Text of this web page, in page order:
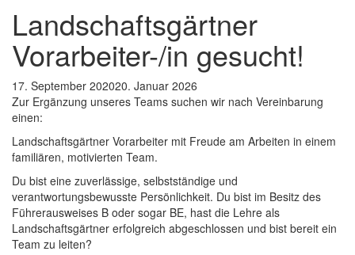
Landschaftsgärtner
Vorarbeiter-/in gesucht!
17. September 202020. Januar 2026
Zur Ergänzung unseres Teams suchen wir nach Vereinbarung
einen:
Landschaftsgärtner Vorarbeiter mit Freude am Arbeiten in einem
familiären, motivierten Team.
Du bist eine zuverlässige, selbstständige und
verantwortungsbewusste Persönlichkeit. Du bist im Besitz des
Führerausweises B oder sogar BE, hast die Lehre als
Landschaftsgärtner erfolgreich abgeschlossen und bist bereit ein
Team zu leiten?